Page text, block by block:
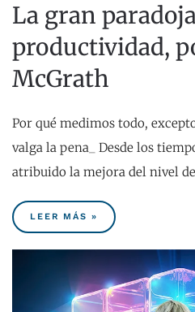
La gran
productividad,
McGrath
Por qué medimos todo,
valga la pena_ Desde los
atribuido la mejora del nivel
LEER MÁS »